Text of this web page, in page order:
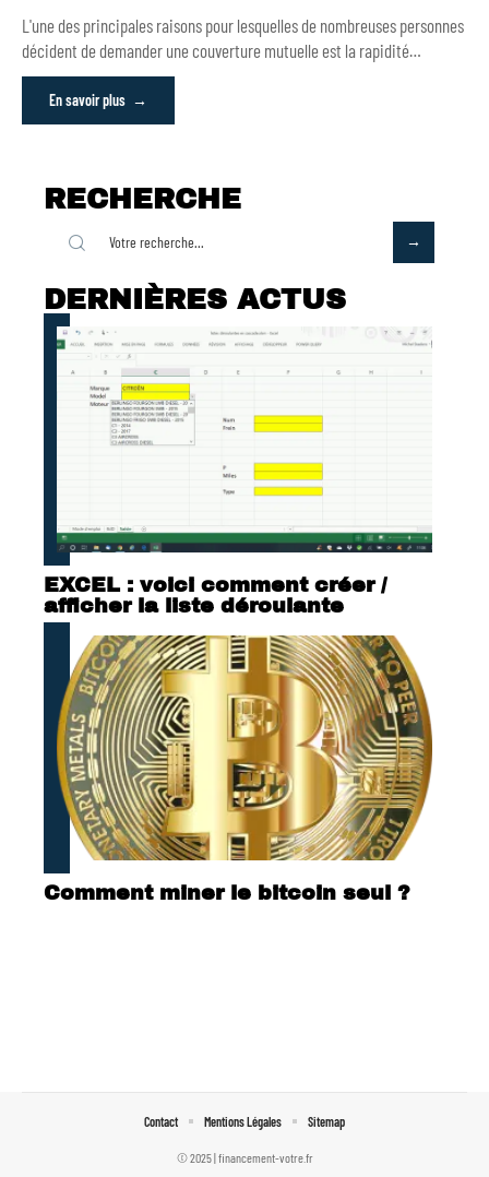
L'une des principales raisons pour lesquelles de nombreuses personnes
décident de demander une couverture mutuelle est la rapidité…
En savoir plus
RECHERCHE
DERNIÈRES ACTUS
EXCEL : voici comment créer /
afficher la liste déroulante
Comment miner le bitcoin seul ?
© 2025 | financement-votre.fr
Contact Mentions Légales Sitemap